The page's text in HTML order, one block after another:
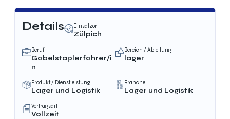
Details Einsatzort
Zülpich
Beruf
Gabelstaplerfahrer/i
n
Bereich / Abteilung
lager
Produkt / Dienstleistung
Lager und Logistik
Branche
Lager und Logistik
Vertragsart
Vollzeit